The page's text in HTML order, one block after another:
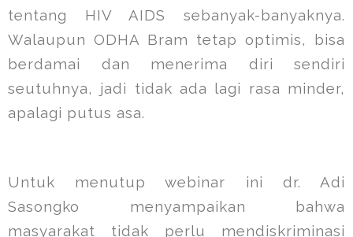
tentang HIV AIDS sebanyak-banyaknya.
Walaupun ODHA Bram tetap optimis, bisa
berdamai dan menerima diri sendiri
seutuhnya, jadi tidak ada lagi rasa minder,
apalagi putus asa.
Untuk menutup webinar ini dr. Adi
Sasongko menyampaikan bahwa
masyarakat tidak perlu mendiskriminasi